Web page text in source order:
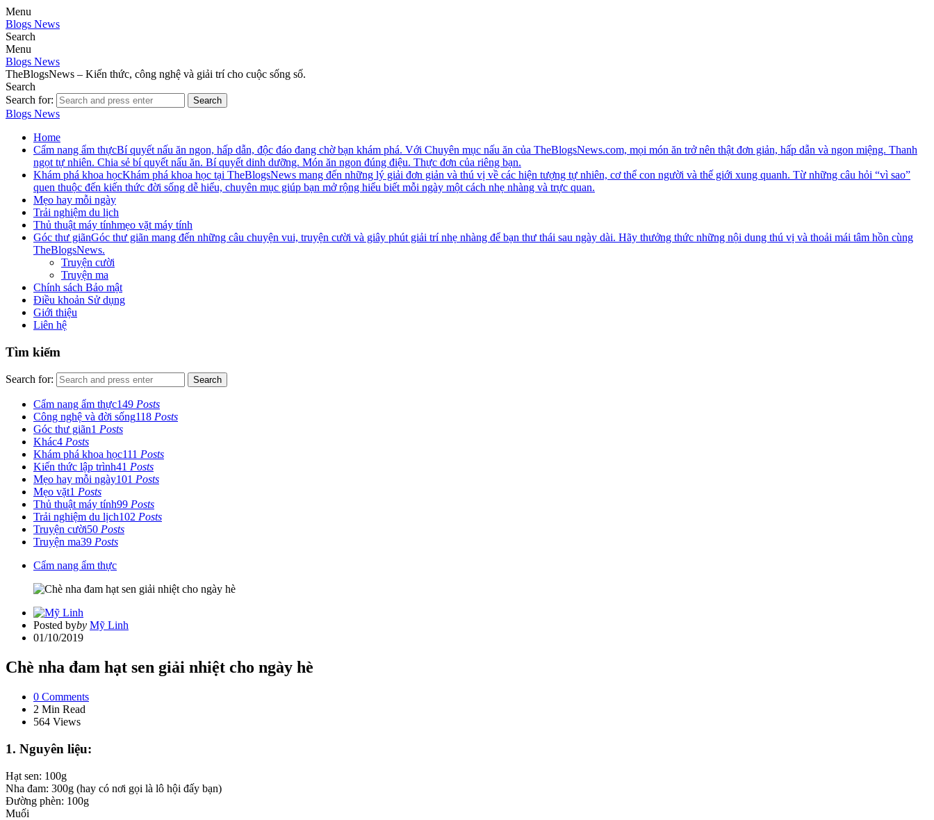
Menu
Blogs News
Search
Menu
Blogs News
TheBlogsNews – Kiến thức, công nghệ và giải trí cho cuộc sống số.
Search
Search for:
Search
Blogs News
Home
Cẩm nang ẩm thựcBí quyết nấu ăn ngon, hấp dẫn, độc đáo đang chờ bạn khám phá. Với Chuyên mục nấu ăn của TheBlogsNews.com, mọi món ăn trở nên thật đơn giản, hấp dẫn và ngon miệng. Thanh
ngọt tự nhiên. Chia sẻ bí quyết nấu ăn. Bí quyết dinh dưỡng. Món ăn ngon đúng điệu. Thực đơn của riêng bạn.
Khám phá khoa họcKhám phá khoa học tại TheBlogsNews mang đến những lý giải đơn giản và thú vị về các hiện tượng tự nhiên, cơ thể con người và thế giới xung quanh. Từ những câu hỏi “vì sao”
quen thuộc đến kiến thức đời sống dễ hiểu, chuyên mục giúp bạn mở rộng hiểu biết mỗi ngày một cách nhẹ nhàng và trực quan.
Mẹo hay mỗi ngày
Trải nghiệm du lịch
Thủ thuật máy tínhmẹo vặt máy tính
Góc thư giãnGóc thư giãn mang đến những câu chuyện vui, truyện cười và giây phút giải trí nhẹ nhàng để bạn thư thái sau ngày dài. Hãy thưởng thức những nội dung thú vị và thoải mái tâm hồn cùng
TheBlogsNews.
Truyện cười
Truyện ma
Chính sách Bảo mật
Điều khoản Sử dụng
Giới thiệu
Liên hệ
Tìm kiếm
Search for: Search
Cẩm nang ẩm thực149 Posts
Công nghệ và đời sống118 Posts
Góc thư giãn1 Posts
Khác4 Posts
Khám phá khoa học111 Posts
Kiến thức lập trình41 Posts
Mẹo hay mỗi ngày101 Posts
Mẹo vặt1 Posts
Thủ thuật máy tính99 Posts
Trải nghiệm du lịch102 Posts
Truyện cười50 Posts
Truyện ma39 Posts
Cẩm nang ẩm thực
Posted byby Mỹ Linh
01/10/2019
Chè nha đam hạt sen giải nhiệt cho ngày hè
0 Comments
2 Min Read
564 Views
1. Nguyên liệu:
Hạt sen: 100g
Nha đam: 300g (hay có nơi gọi là lô hội đấy bạn)
Đường phèn: 100g
Muối